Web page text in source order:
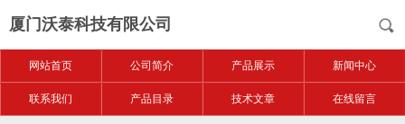
厦门沃泰科技有限公司
网站首页 公司简介 产品展示 新闻中心
联系我们 产品目录 技术文章 在线留言